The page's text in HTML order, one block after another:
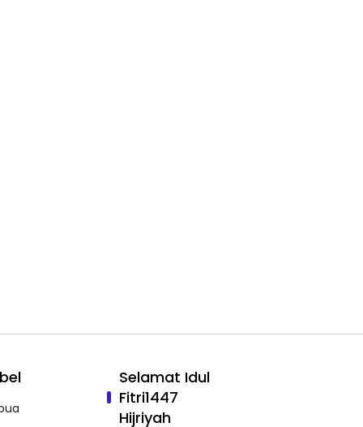
Selamat Idul
Fitri1447
Hijriyah